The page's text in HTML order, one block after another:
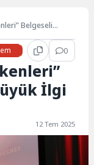
Belgeseli
Haberler 0
İlgi
12 Tem 2025